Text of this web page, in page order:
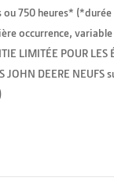
750 heures*
occurrence,
LIMITÉE POUR LES
JOHN DEERE